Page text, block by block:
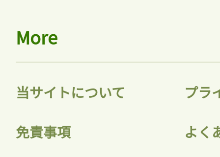
More
当サイトについて プラ
免責事項 よく